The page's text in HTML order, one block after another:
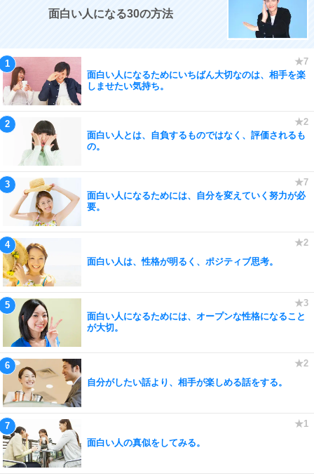
面白い人になる30の方法
面白い人になるためにいちばん大切なのは、相手を楽
しませたい気持ち。
面白い人とは、自負するものではなく、評価されるも
の。
面白い人になるためには、自分を変えていく努力が必
要。
面白い人は、性格が明るく、ポジティブ思考。
面白い人になるためには、オープンな性格になること
が大切。
自分がしたい話より、相手が楽しめる話をする。
面白い人の真似をしてみる。